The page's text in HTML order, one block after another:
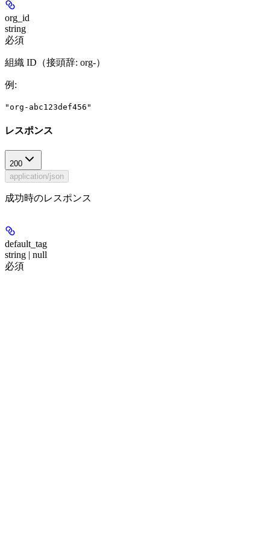
org_id
string
必須
組織 ID（接頭辞: org-）
例 :
"org-abc123def456"
レスポンス
200
application/json
成功時のレスポンス
default_tag
string | null
必須